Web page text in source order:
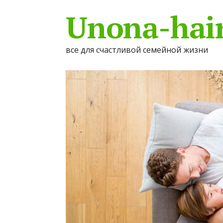
Unona-
все для счастливой семейной жизни